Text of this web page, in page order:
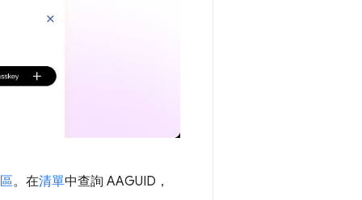
。在清單中查詢 AAGUID，